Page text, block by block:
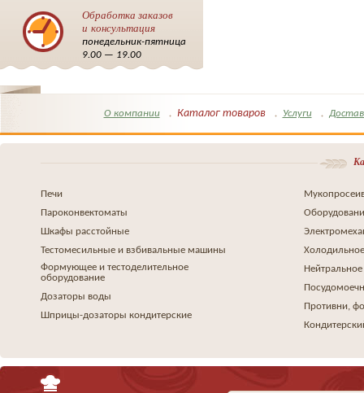
Обработка заказов
и консультация
понедельник-пятница
9.00 — 19.00
О компании Каталог товаров Услуги
Печи
Пароконвектоматы
Шкафы расстойные
Тестомесильные и взбивальные машины
Формующее и тестоделительное
оборудование
Дозаторы воды
Шприцы-дозаторы кондитерские
Противни,